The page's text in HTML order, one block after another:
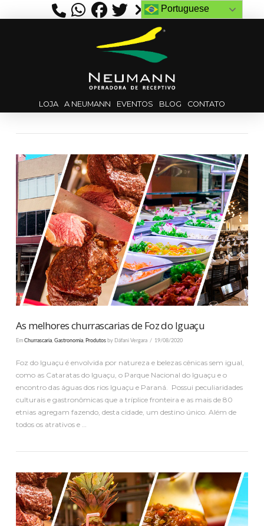
LOJA A NEUMANN EVENTOS BLOG CONTATO
As melhores churrascarias de Foz do Iguaçu
Em Churrascaria, Gastronomia, Produtosby Dáfani Vergara 19/08/2020
Foz do Iguaçu é envolvida por natureza e belezas cênicas sem igual,
como as Cataratas do Iguaçu, o Parque Nacional do Iguaçu e o
encontro das águas dos rios Iguaçu e Paraná. Possui peculiaridades
culturais e gastronômicas que a tríplice fronteira e as mais de 80
etnias agregam fazendo, desta cidade, um destino único. Além de
todos os atrativos e …
Portuguese